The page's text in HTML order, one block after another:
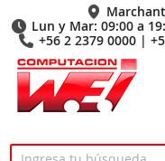
Lun y Mar: 09:00 a
+56 2 2379 0000 |